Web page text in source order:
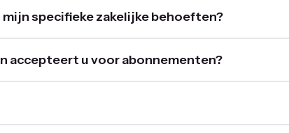
mijn specifieke zakelijke behoeften?
accepteert u voor abonnementen?